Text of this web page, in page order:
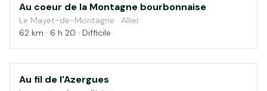
Montagne
Au coeur de la Montagne bourbonnaise
Le Mayet-de-Montagne · Allier
62 km · 6 h 20 · Difficile
Campagne
Au fil de l'Azergues